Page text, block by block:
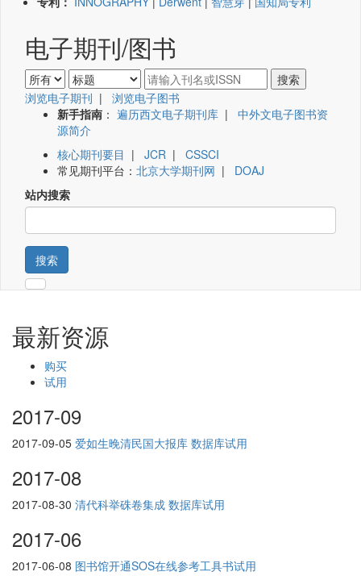
电子期刊/图书
浏览电子期刊 | 浏览电子图书
新手指南 ： 遍历西文电子期刊库 | 中外文电子图书资
源简介
核心期刊要目 | JCR | CSSCI
常见期刊平台： 北京大学期刊网 | DOAJ
站内搜索
搜索
最新资源
购买
试用
2017-09
2017-09-05 爱如生晚清民国大报库 数据库试用
2017-08
2017-08-30 清代科举硃卷集成 数据库试用
2017-06
2017-06-08 图书馆开通SOS在线参考工具书试用